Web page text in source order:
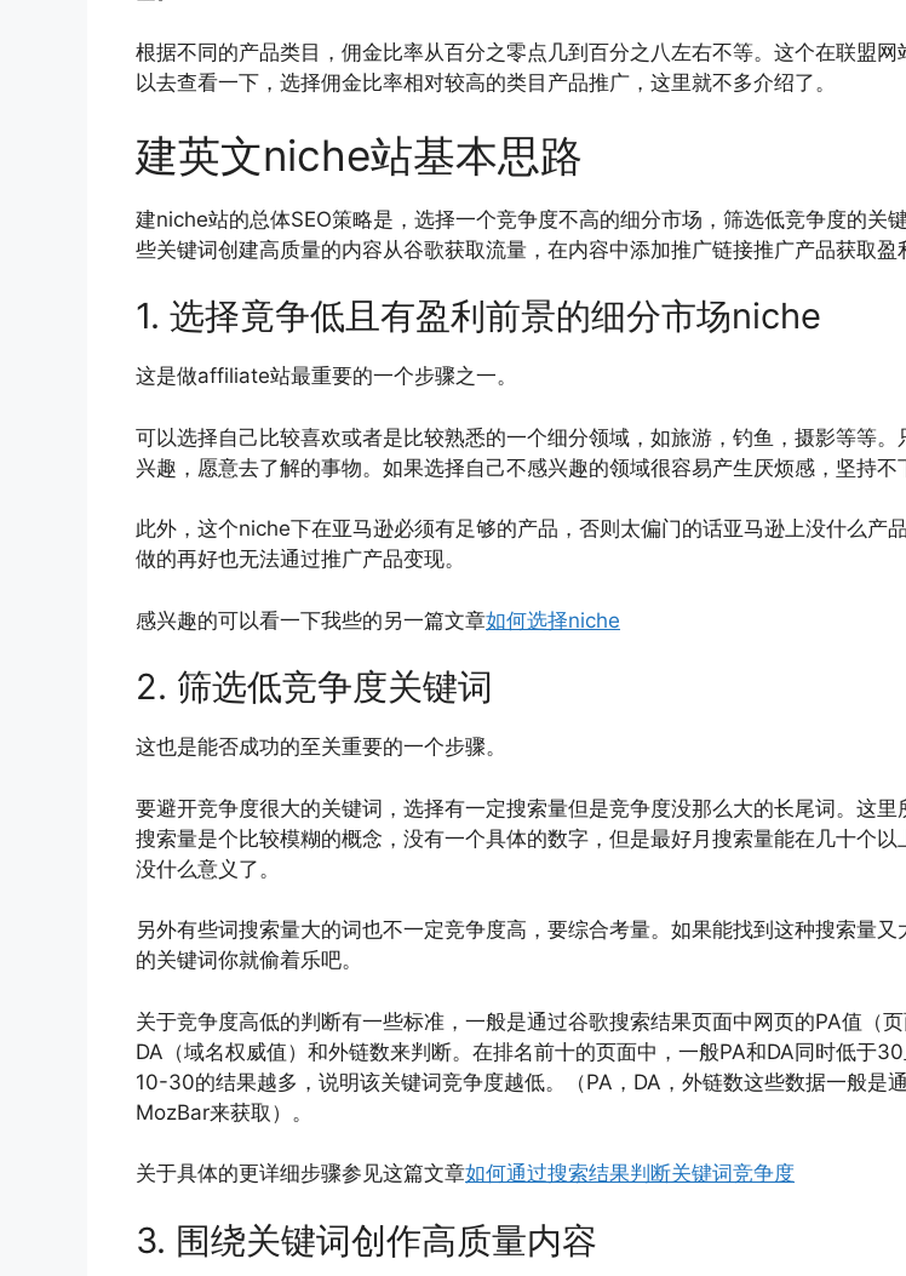
根据不同的产品类目，佣金比率从百分之零点几到百分之八左右不等。这个在联盟网
以去查看一下，选择佣金比率相对较高的类目产品推广，这里就不多介绍了。
建英文niche站基本思路
建niche站的总体SEO策略是，选择一个竞争度不高的细分市场，筛选低竞争度的关
些关键词创建高质量的内容从谷歌获取流量，在内容中添加推广链接推广产品获取盈
1. 选择竟争低且有盈利前景的细分市场niche
这是做affiliate站最重要的一个步骤之一。
可以选择自己比较喜欢或者是比较熟悉的一个细分领域，如旅游，钓鱼，摄影等等。
兴趣，愿意去了解的事物。如果选择自己不感兴趣的领域很容易产生厌烦感，坚持不
此外，这个niche下在亚马逊必须有足够的产品，否则太偏门的话亚马逊上没什么产
做的再好也无法通过推广产品变现。
感兴趣的可以看一下我些的另一篇文章如何选择niche
2. 筛选低竞争度关键词
这也是能否成功的至关重要的一个步骤。
要避开竞争度很大的关键词，选择有一定搜索量但是竞争度没那么大的长尾词。这里
搜索量是个比较模糊的概念，没有一个具体的数字，但是最好月搜索量能在几十个以
没什么意义了。
另外有些词搜索量大的词也不一定竞争度高，要综合考量。如果能找到这种搜索量又
的关键词你就偷着乐吧。
关于竞争度高低的判断有一些标准，一般是通过谷歌搜索结果页面中网页的PA值（页
DA（域名权威值）和外链数来判断。在排名前十的页面中，一般PA和DA同时低于
10-30的结果越多，说明该关键词竞争度越低。（PA，DA，外链数这些数据一般是
MozBar来获取）。
关于具体的更详细步骤参见这篇文章如何通过搜索结果判断关键词竞争度
3. 围绕关键词创作高质量内容